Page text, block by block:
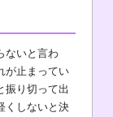
ないと言わ
が止まってい
振り切って出
くしないと決